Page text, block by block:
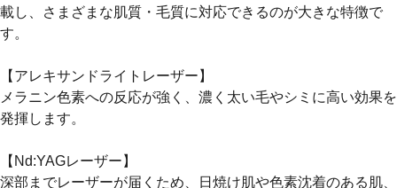
載し、さまざまな肌質・毛質に対応できるのが大きな特徴で
す。
【アレキサンドライトレーザー】
メラニン色素への反応が強く、濃く太い毛やシミに高い効果を
発揮します。
【Nd:YAGレーザー】
深部までレーザーが届くため、日焼け肌や色素沈着のある肌、